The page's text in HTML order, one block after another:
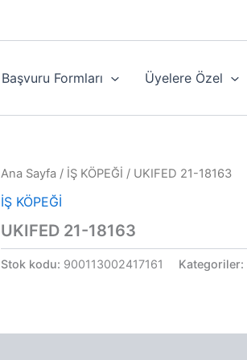
Başvuru Formları Üyelere Özel
Ana Sayfa / İŞ KÖPEĞİ / UKIFED 21-18163
İŞ KÖPEĞİ
UKIFED 21-18163
Stok kodu: 900113002417161 Kategoriler: